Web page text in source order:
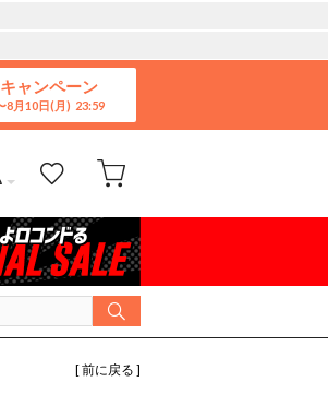
キャンペーン
8月10日(月)
[ 前に戻る ]